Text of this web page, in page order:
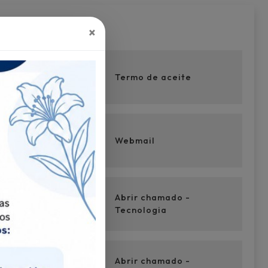
Next
Termo de aceite
Webmail
Abrir chamado -
Tecnologia
Abrir chamado -
×